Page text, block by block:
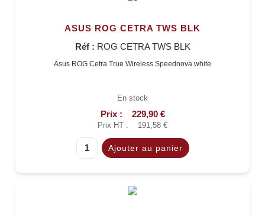
ASUS ROG CETRA TWS BLK
Réf : ROG CETRA TWS BLK
Asus ROG Cetra True Wireless Speednova white
En stock
Prix : 229,90 €
Prix HT : 191,58 €